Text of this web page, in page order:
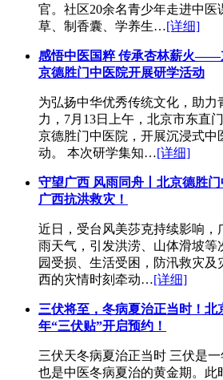
官。社区20余名青少年走进中医
草、制香囊、学养生…[详细]
感悟中医国粹 传承杏林薪火——
京德胜门中医院开展研学活动
为弘扬中华优秀传统文化，助力
力，7月13日上午，北京市东直
京德胜门中医院，开展沉浸式中
动。 本次研学集知…[详细]
守望广西 风雨同舟丨北京德胜
广西抗洪救灾！
近日，受台风美莎克持续影响，
雨天气，引发洪涝、山体滑坡等
园受损、生活受困，防汛救灾
西的灾情时刻牵动…[详细]
三伏将至，冬病夏治正当时！北
年“三伏贴”开启预约！
三伏天冬病夏治正当时 三伏是一
也是中医冬病夏治的黄金期。此